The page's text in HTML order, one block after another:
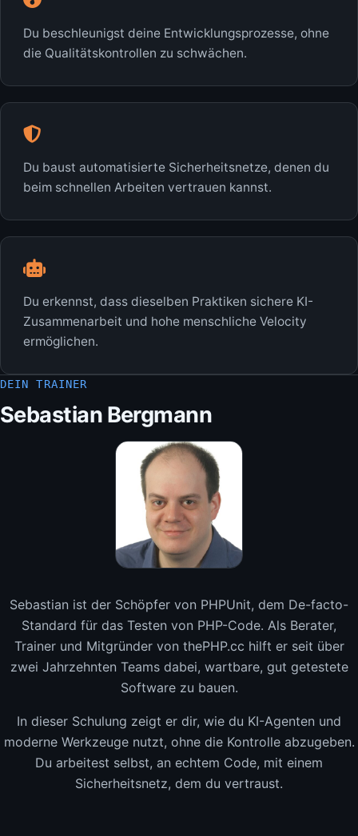
Du beschleunigst deine Entwicklungsprozesse, ohne
die Qualitätskontrollen zu schwächen.
Du baust automatisierte Sicherheitsnetze, denen du
beim schnellen Arbeiten vertrauen kannst.
Du erkennst, dass dieselben Praktiken sichere KI-
Zusammenarbeit und hohe menschliche Velocity
ermöglichen.
DEIN TRAINER
Sebastian Bergmann
Sebastian ist der Schöpfer von PHPUnit, dem De-facto-
Standard für das Testen von PHP-Code. Als Berater,
Trainer und Mitgründer von thePHP.cc hilft er seit über
zwei Jahrzehnten Teams dabei, wartbare, gut getestete
Software zu bauen.
In dieser Schulung zeigt er dir, wie du KI-Agenten und
moderne Werkzeuge nutzt, ohne die Kontrolle abzugeben.
Du arbeitest selbst, an echtem Code, mit einem
Sicherheitsnetz, dem du vertraust.